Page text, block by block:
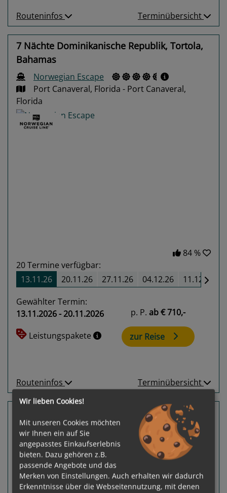
Routeninfos Terminübersicht
7 Nächte Dominikanische Republik, Tortola,
Bahamas
Norwegian Escape
Port Canaveral, Florida - Port Canaveral,
Florida
84 %
20Termine verfügbar:
13.11.26
20.11.26 27.11.26 04.12.26 11.12.26
Gewählter Termin:
13.11.2026 - 20.11.2026
Leistungspakete
p. P. ab€ 710,-
zur Reise
Routeninfos Terminübersicht
Norwegian Escape
Port Canaveral, Florida - Port Canaveral,
Florida
Wir lieben Cookies!
Mit unseren Cookies möchten
wir Ihnen ein auf Sie
angepasstes Einkaufserlebnis
bieten. Dazu gehören z.B.
passende Angebote und das
Merken von Einstellungen. Auch erhalten wir dadurch
Erkenntnisse über die Webseitennutzung, mit denen